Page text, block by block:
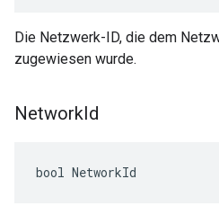
Die Netzwerk-ID, die dem
zugewiesen wurde.
NetworkId
bool NetworkId